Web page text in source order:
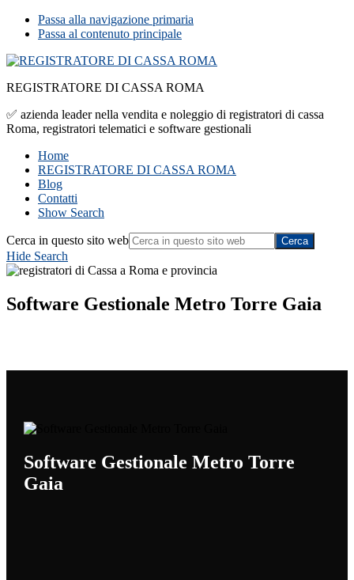
Passa alla navigazione primaria
Passa al contenuto principale
REGISTRATORE DI CASSA ROMA
✅ azienda leader nella vendita e noleggio di registratori di cassa
Roma, registratori telematici e software gestionali
Home
REGISTRATORE DI CASSA ROMA
Blog
Contatti
Show Search
Cerca in questo sito web
Hide Search
Software Gestionale Metro Torre Gaia
Software Gestionale Metro Torre
Gaia